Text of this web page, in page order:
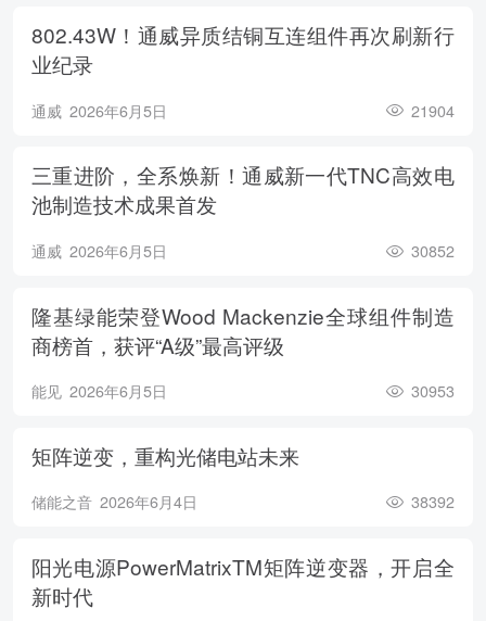
802.43W！通威异质结铜互连组件再次刷新行
业纪录
通威 2026年6月5日 21904
三重进阶，全系焕新！通威新一代TNC高效电
池制造技术成果首发
通威 2026年6月5日 30852
隆基绿能荣登Wood Mackenzie全球组件制造
商榜首，获评“A级”最高评级
能见 2026年6月5日 30953
矩阵逆变，重构光储电站未来
储能之音 2026年6月4日 38392
阳光电源PowerMatrixTM矩阵逆变器，开启全
新时代